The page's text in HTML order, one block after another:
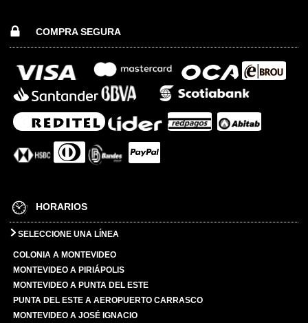
COMPRA SEGURA
HORARIOS
SELECCIONE UNA LÍNEA
COLONIA A MONTEVIDEO
MONTEVIDEO A PIRIÁPOLIS
MONTEVIDEO A PUNTA DEL ESTE
PUNTA DEL ESTE A AEROPUERTO CARRASCO
MONTEVIDEO A JOSÉ IGNACIO